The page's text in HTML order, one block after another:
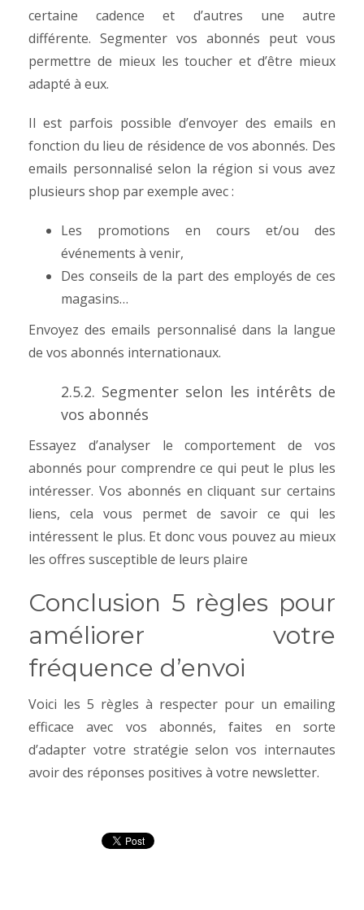
certaine cadence et d’autres une autre
différente. Segmenter vos abonnés peut vous
permettre de mieux les toucher et d’être mieux
adapté à eux.
Il est parfois possible d’envoyer des emails en
fonction du lieu de résidence de vos abonnés. Des
emails personnalisé selon la région si vous avez
plusieurs shop par exemple avec :
Les promotions en cours et/ou des
événements à venir,
Des conseils de la part des employés de ces
magasins…
Envoyez des emails personnalisé dans la langue
de vos abonnés internationaux.
2.5.2. Segmenter selon les intérêts de
vos abonnés
Essayez d’analyser le comportement de vos
abonnés pour comprendre ce qui peut le plus les
intéresser. Vos abonnés en cliquant sur certains
liens, cela vous permet de savoir ce qui les
intéressent le plus. Et donc vous pouvez au mieux
les offres susceptible de leurs plaire
Conclusion 5 règles pour
améliorer votre
fréquence d’envoi
Voici les 5 règles à respecter pour un emailing
efficace avec vos abonnés, faites en sorte
d’adapter votre stratégie selon vos internautes
avoir des réponses positives à votre newsletter.